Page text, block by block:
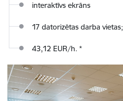
interaktīvs ekrāns
17 datorizētas darba vietas;
43,12 EUR/h. *